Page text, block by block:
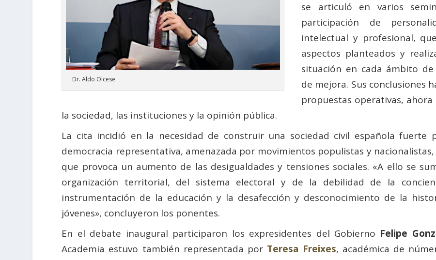
Dr. Aldo Olcese
se articuló en varios
participación de
intelectual y profesional,
aspectos planteados y
situación en cada ámbito
de mejora. Sus conclusiones
propuestas operativas,
la sociedad, las instituciones y la opinión pública.
La cita incidió en la necesidad de construir una sociedad civil española fuerte
democracia representativa, amenazada por movimientos populistas y
que provoca un aumento de las desigualdades y tensiones sociales. «A ello se
organización territorial, del sistema electoral y de la debilidad de la
instrumentación de la educación y la desafección y desconocimiento de la
jóvenes», concluyeron los ponentes.
En el debate inaugural participaron los expresidentes del Gobierno Felipe
Academia estuvo también representada por Teresa Freixes, académica de